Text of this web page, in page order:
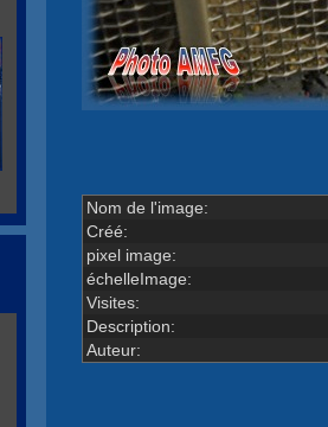
Nom de l'image:
Créé:
pixel image:
échelleImage:
Visites:
Description:
Auteur: